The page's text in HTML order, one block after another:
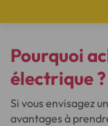
Pourquoi
électrique ?
Si vous envisagez
avantages à